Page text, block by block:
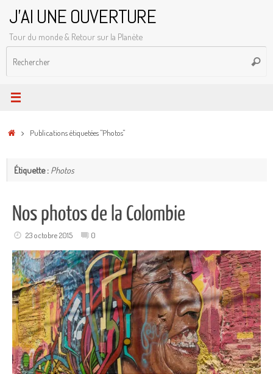
contenu
J'AI UNE OUVERTURE
Tour du monde & Retour sur la Planète
AccueilPublications étiquetées "Photos"
Étiquette : Photos
Nos photos de la Colombie
23 octobre 2015 0